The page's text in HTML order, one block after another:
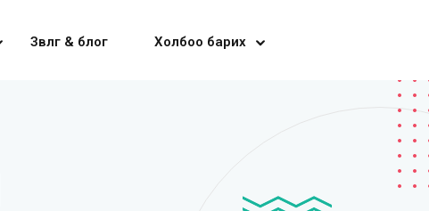
Зөвлөгөө & блог Холбоо барих